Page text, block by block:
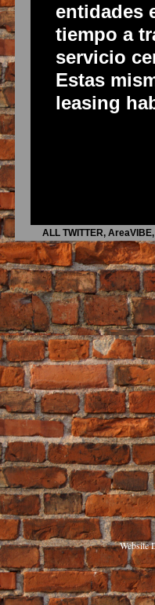
ALL TWITTER,
Website
entidades
tiempo a
servicio
Estas
leasing